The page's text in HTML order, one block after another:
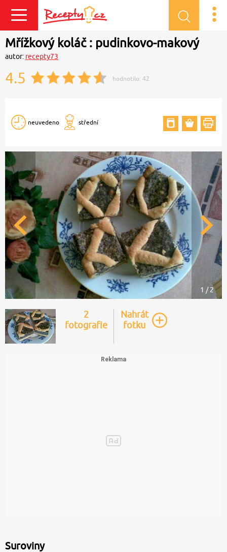
Přihlásit se
Mřížkový koláč : pudinkovo-makový
autor: recepty73
4.5 hodnotilo: 42
neuvedeno střední
1 / 2
2
fotografie
Nahrát
fotku
Suroviny